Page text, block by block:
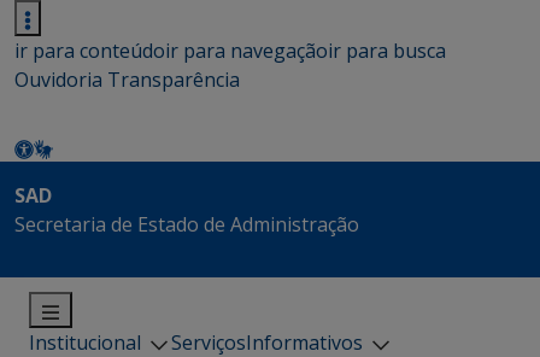
ir para conteúdoir para navegaçãoir para busca
Ouvidoria Transparência
SAD
Secretaria de Estado de Administração
Institucional ServiçosInformativos